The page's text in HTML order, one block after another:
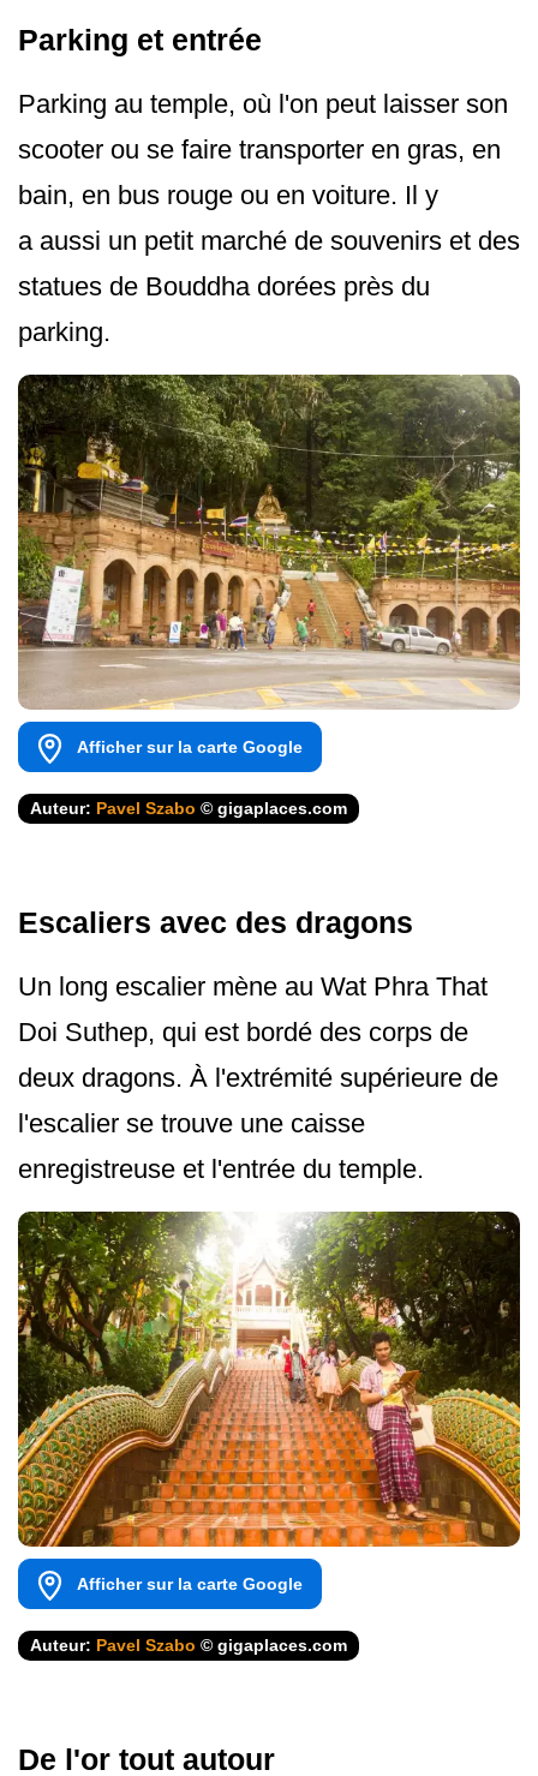
Parking et entrée
Parking au temple, où l'on peut laisser son
scooter ou se faire transporter en gras, en
bain, en bus rouge ou en voiture. Il y
a aussi un petit marché de souvenirs et des
statues de Bouddha dorées près du
parking.
Afficher sur la carte Google
Auteur: Pavel Szabo © gigaplaces.com
Escaliers avec des dragons
Un long escalier mène au Wat Phra That
Doi Suthep, qui est bordé des corps de
deux dragons. À l'extrémité supérieure de
l'escalier se trouve une caisse
enregistreuse et l'entrée du temple.
Afficher sur la carte Google
Auteur: Pavel Szabo © gigaplaces.com
De l'or tout autour